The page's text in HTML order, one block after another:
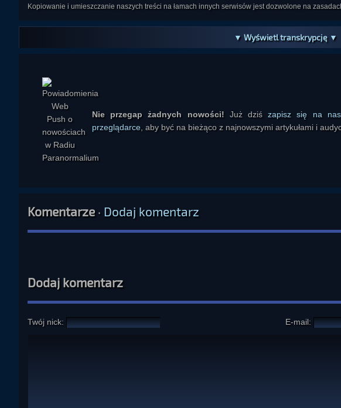
Kopiowanie i umieszczanie naszych treści na łamach innych serwisów jest dozwolone na
▼ Wyświetl transkrypcję ▼
Nie przegap żadnych nowości! Już dziśzapisz się na
przeglądarce , aby być na bieżąco z najnowszymi artykułami i
Komentarze· Dodaj komentarz
Dodaj komentarz
Twój nick: E-mail: